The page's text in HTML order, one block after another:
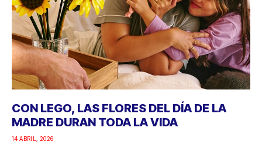
CON LEGO, LAS FLORES DEL DÍA DE LA
MADRE DURAN TODA LA VIDA
14 ABRIL, 2026